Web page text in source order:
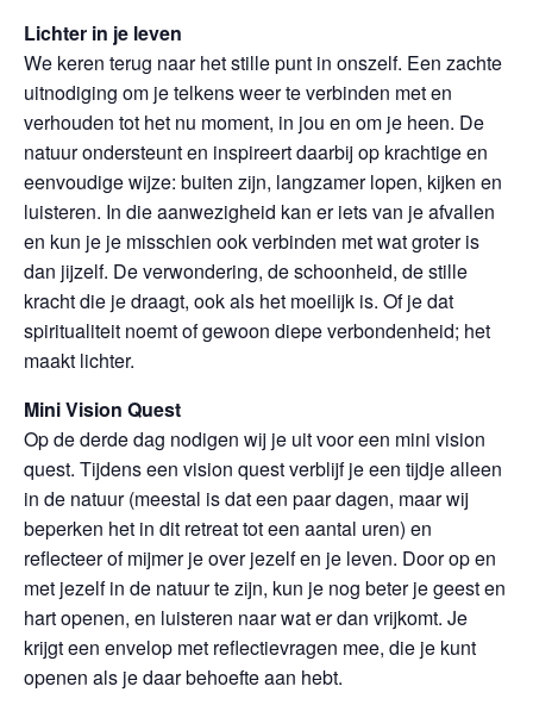
Lichter in je leven
We keren terug naar het stille punt in onszelf. Een zachte
uitnodiging om je telkens weer te verbinden met en
verhouden tot het nu moment, in jou en om je heen. De
natuur ondersteunt en inspireert daarbij op krachtige en
eenvoudige wijze: buiten zijn, langzamer lopen, kijken en
luisteren. In die aanwezigheid kan er iets van je afvallen
en kun je je misschien ook verbinden met wat groter is
dan jijzelf. De verwondering, de schoonheid, de stille
kracht die je draagt, ook als het moeilijk is. Of je dat
spiritualiteit noemt of gewoon diepe verbondenheid; het
maakt lichter.
Mini Vision Quest
Op de derde dag nodigen wij je uit voor een mini vision
quest. Tijdens een vision quest verblijf je een tijdje alleen
in de natuur (meestal is dat een paar dagen, maar wij
beperken het in dit retreat tot een aantal uren) en
reflecteer of mijmer je over jezelf en je leven. Door op en
met jezelf in de natuur te zijn, kun je nog beter je geest en
hart openen, en luisteren naar wat er dan vrijkomt. Je
krijgt een envelop met reflectievragen mee, die je kunt
openen als je daar behoefte aan hebt.